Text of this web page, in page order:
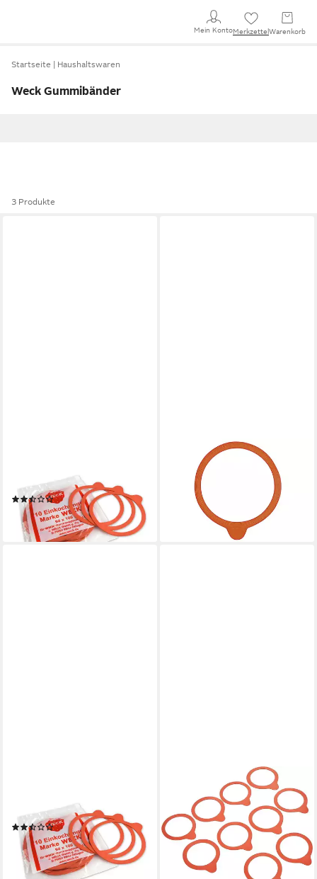
Mein KontoMerkzettel Warenkorb
Startseite Haushaltswaren
Weck Gummibänder
3 Produkte
94x108mm 6456
(3)
10,56 €
lieferbar - in 2-3 Werktagen bei dir
Frischhaltedeckel
9,96 €
lieferbar - in 2-3 Werktagen bei dir
94x108mm 6456
(3)
10,56 €
lieferbar - in 2-3 Werktagen bei dir